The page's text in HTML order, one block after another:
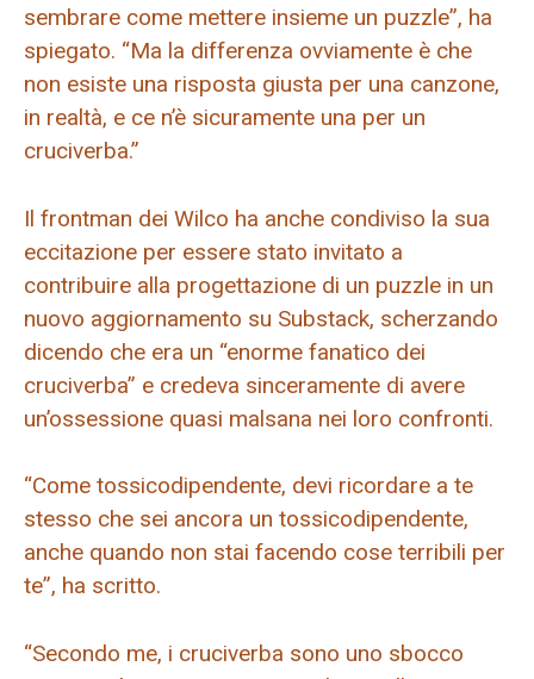
sembrare come mettere insieme un puzzle”, ha
spiegato. “Ma la differenza ovviamente è che
non esiste una risposta giusta per una canzone,
in realtà, e ce n’è sicuramente una per un
cruciverba.”
Il frontman dei Wilco ha anche condiviso la sua
eccitazione per essere stato invitato a
contribuire alla progettazione di un puzzle in un
nuovo aggiornamento su Substack, scherzando
dicendo che era un “enorme fanatico dei
cruciverba” e credeva sinceramente di avere
un’ossessione quasi malsana nei loro confronti.
“Come tossicodipendente, devi ricordare a te
stesso che sei ancora un tossicodipendente,
anche quando non stai facendo cose terribili per
te”, ha scritto.
“Secondo me, i cruciverba sono uno sbocco